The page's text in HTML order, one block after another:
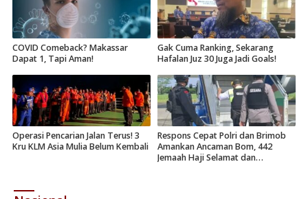
COVID Comeback? Makassar
Dapat 1, Tapi Aman!
Gak Cuma Ranking, Sekarang
Hafalan Juz 30 Juga Jadi Goals!
Operasi Pencarian Jalan Terus! 3
Kru KLM Asia Mulia Belum Kembali
Respons Cepat Polri dan Brimob
Amankan Ancaman Bom, 442
Jemaah Haji Selamat dan